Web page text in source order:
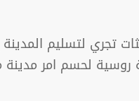
تجري لتسليم
روسية لحسم امر مدينة